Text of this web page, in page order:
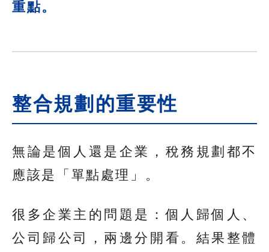
重點。
整合規劃的重要性
無論是個人還是企業，稅務規劃都不
應該是「單點處理」。
很多企業主的問題是：個人歸個人、
公司歸公司，兩邊分開看。結果整體